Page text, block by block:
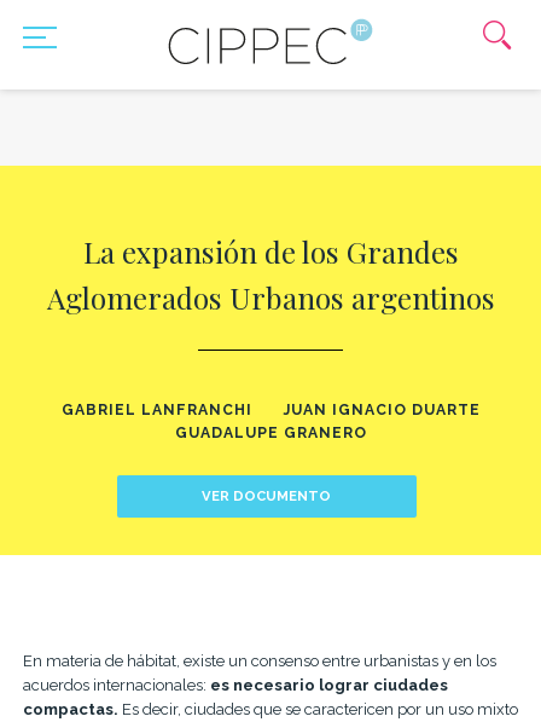
La expansión de los Grandes
Aglomerados Urbanos argentinos
GABRIEL LANFRANCHI
JUAN IGNACIO DUARTE
GUADALUPE GRANERO
VER DOCUMENTO
En materia de hábitat, existe un consenso entre urbanistas y en los
acuerdos internacionales: es necesario lograr ciudades
compactas. Es decir, ciudades que se caractericen por un uso mixto